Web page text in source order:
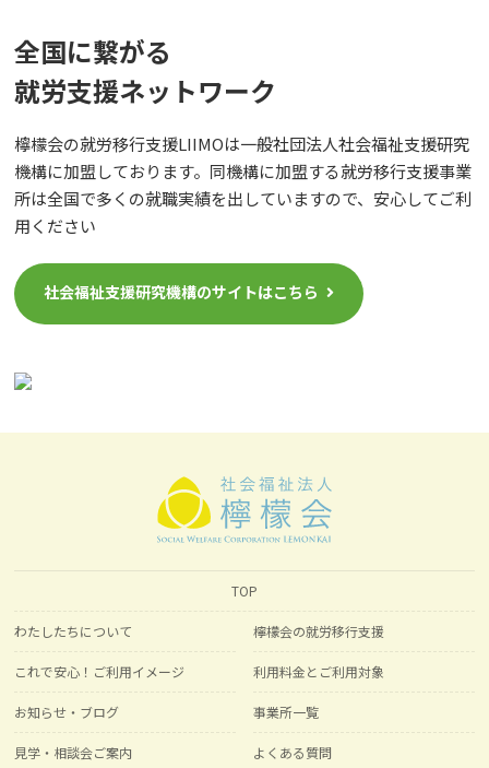
全国に繋がる
就労⽀援ネットワーク
檸檬会の就労移行支援LIIMOは一般社団法人社会福祉支援研究
機構に加盟しております。同機構に加盟する就労移行支援事業
所は全国で多くの就職実績を出していますので、安心してご利
用ください
社会福祉支援研究機構のサイトはこちら
TOP
わたしたちについて 檸檬会の就労移行支援
これで安心！ご利用イメージ 利用料金とご利用対象
お知らせ・ブログ 事業所一覧
見学・相談会ご案内 よくある質問